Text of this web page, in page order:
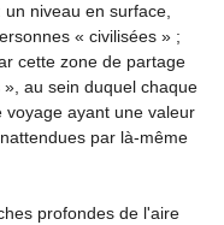
niveau en surface,
« civilisées » ;
cette zone de partage
au sein duquel chaque
ayant une valeur
par là-même
profondes de l'aire